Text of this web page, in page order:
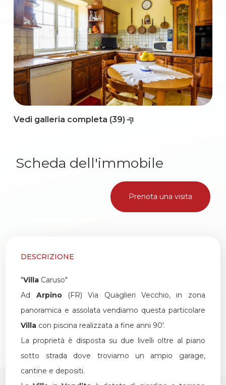
Vedi galleria completa (39)
Scheda dell'immobile
Prenota una visita
DESCRIZIONE
"Villa Caruso"
Ad Arpino(FR) Via Quaglieri Vecchio, in zona
panoramica e assolata vendiamo questa particolare
Villa con piscina realizzata a fine anni 90'.
La proprietà è disposta su due livelli oltre al piano
sotto strada dove troviamo un ampio garage,
cantine e depositi.
5
5+
Camere
minime
Qualsiasi
Altre
opzioni